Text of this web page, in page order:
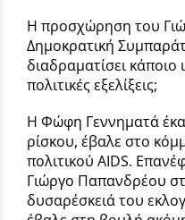
Η προσχώρηση του
Δημοκρατική
διαδραματίσει κάποιο
πολιτικές εξελίξεις;
Η Φώφη Γεννηματά
ρίσκου, έβαλε στο
πολιτικού AIDS.
Γιώργο Παπανδρέου
δυσαρέσκειά του